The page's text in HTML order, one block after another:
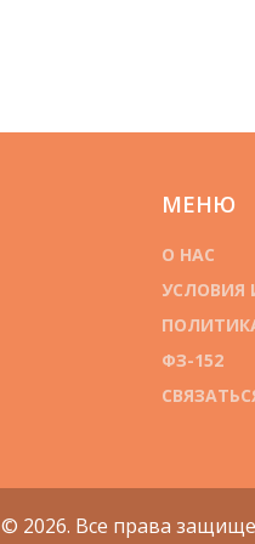
МЕНЮ
О НАС
УСЛОВИЯ
ФЗ-152
© 2026. Все права